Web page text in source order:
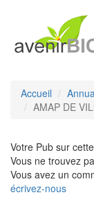
Accueil
AMAP DE
Votre Pub sur
Vous ne trouvez
Vous avez un
écrivez-nous